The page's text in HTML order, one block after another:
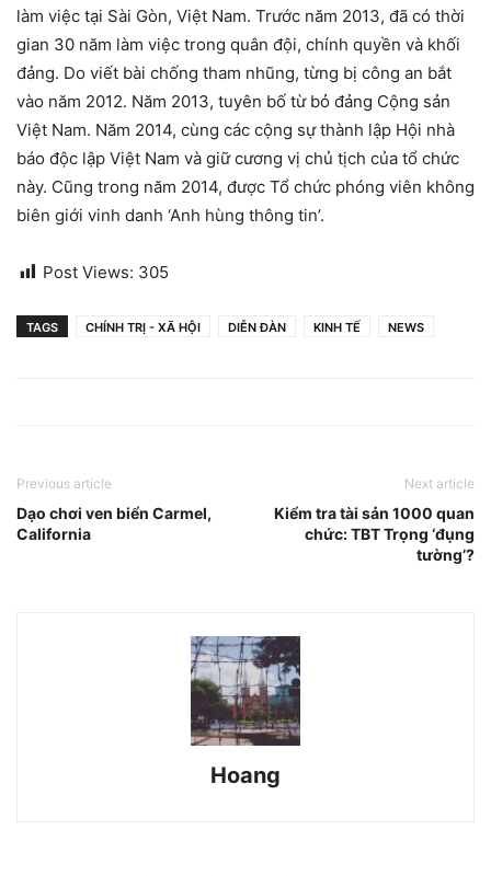
làm việc tại Sài Gòn, Việt Nam. Trước năm 2013, đã có thời
gian 30 năm làm việc trong quân đội, chính quyền và khối
đảng. Do viết bài chống tham nhũng, từng bị công an bắt
vào năm 2012. Năm 2013, tuyên bố từ bỏ đảng Cộng sản
Việt Nam. Năm 2014, cùng các cộng sự thành lập Hội nhà
báo độc lập Việt Nam và giữ cương vị chủ tịch của tổ chức
này. Cũng trong năm 2014, được Tổ chức phóng viên không
biên giới vinh danh ‘Anh hùng thông tin’.
Post Views: 305
TAGS CHÍNH TRỊ - XÃ HỘI DIỄN ĐÀN KINH TẾ NEWS
Previous article
Dạo chơi ven biển Carmel,
California
Next article
Kiểm tra tài sản 1000 quan
chức: TBT Trọng ‘đụng
tường’?
Hoang